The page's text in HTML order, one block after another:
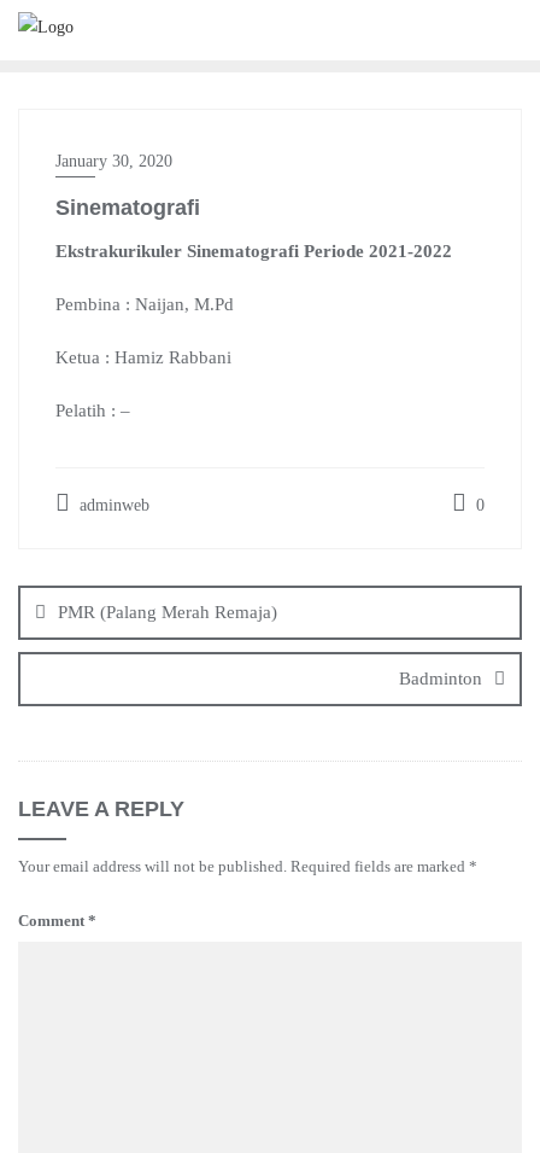
Skip
January 30, 2020
Sinematografi
Ekstrakurikuler Sinematografi Periode 2021-2022
Pembina : Naijan, M.Pd
Ketua : Hamiz Rabbani
Pelatih : –
adminweb 0
navigation
PMR (Palang Merah Remaja)
Badminton
LEAVE A REPLY
Your email address will not be published. Required fields are marked *
Comment*